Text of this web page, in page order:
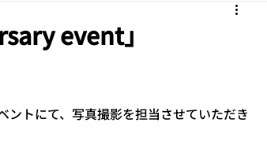
event」
トにて、写真撮影を担当させていただき